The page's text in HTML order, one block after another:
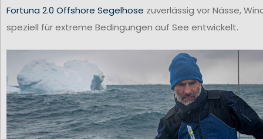
Fortuna 2.0 Offshore Segelhose zuverlässig vor Nässe,
speziell für extreme Bedingungen auf See entwickelt.